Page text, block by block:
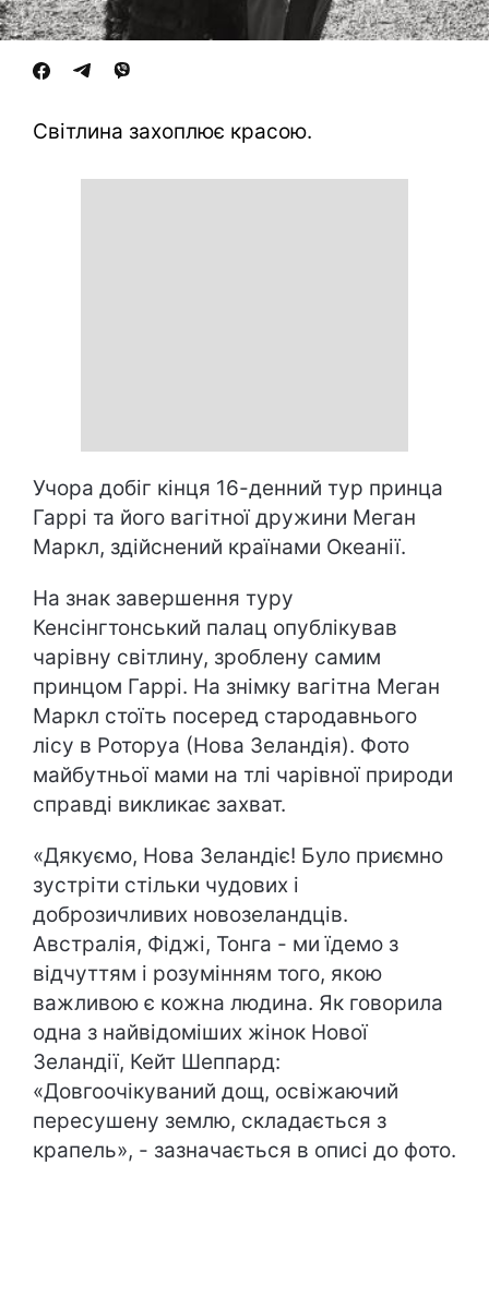
Світлина захоплює красою.
Учора добіг кінця 16-денний тур принца
Гаррі та його вагітної дружини Меган
Маркл, здійснений країнами Океанії.
На знак завершення туру
Кенсінгтонський палац опублікував
чарівну світлину, зроблену самим
принцом Гаррі. На знімку вагітна Меган
Маркл стоїть посеред стародавнього
лісу в Роторуа (Нова Зеландія). Фото
майбутньої мами на тлі чарівної природи
справді викликає захват.
«Дякуємо, Нова Зеландіє! Було приємно
зустріти стільки чудових і
доброзичливих новозеландців.
Австралія, Фіджі, Тонга - ми їдемо з
відчуттям і розумінням того, якою
важливою є кожна людина. Як говорила
одна з найвідоміших жінок Нової
Зеландії, Кейт Шеппард:
«Довгоочікуваний дощ, освіжаючий
пересушену землю, складається з
крапель», - зазначається в описі до фото.